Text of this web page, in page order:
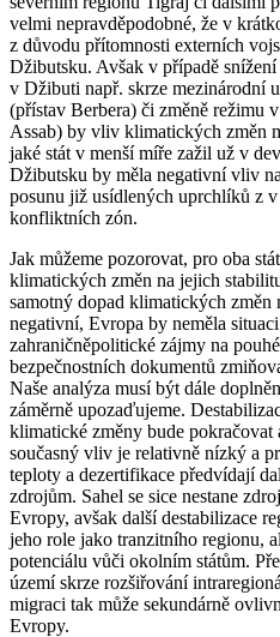
velmi nepravděpodobné, že v
z důvodu přítomnosti externích
Džibutsku. Avšak v případě
v Džibuti např. skrze mezinárodní
(přístav Berbera) či změně režimu
Assab) by vliv klimatických změn
jaké stát v menší míře zažil už v
Džibutsku by měla negativní vliv
posunu již usídlených uprchlíků z
konfliktních zón.
Jak můžeme pozorovat, pro oba
klimatických změn na jejich
samotný dopad klimatických změn
negativní, Evropa by neměla
zahraničněpolitické zájmy na
bezpečnostních dokumentů
Naše analýza musí být dále
záměrně upozaďujeme.
klimatické změny bude pokračovat
současný vliv je relativně nízký a
teploty a dezertifikace předvídají
zdrojům. Sahel se sice nestane
Evropy, avšak další destabilizace
jeho role jako tranzitního regionu,
potenciálu vůči okolním státům.
území skrze rozšiřování
migraci tak může sekundárně
Evropy.